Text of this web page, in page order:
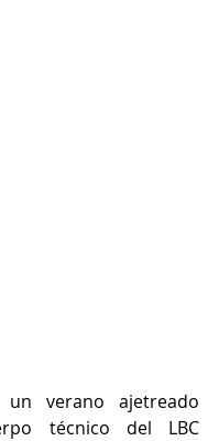
un verano ajetreado